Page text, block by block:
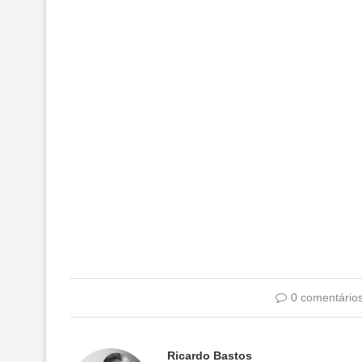
0
Ricardo Bastos